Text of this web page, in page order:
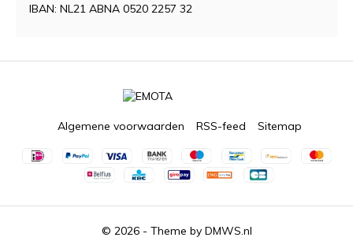
IBAN: NL21 ABNA 0520 2257 32
© 2026 - Theme by DMWS.nl
Algemene voorwaarden RSS-feed Sitemap